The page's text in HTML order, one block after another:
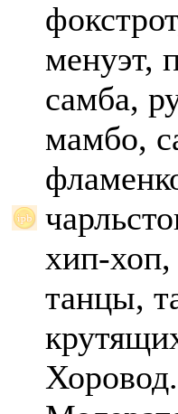
менуэт,
самба,
мамбо,
хип-
танцы,
Хоровод.